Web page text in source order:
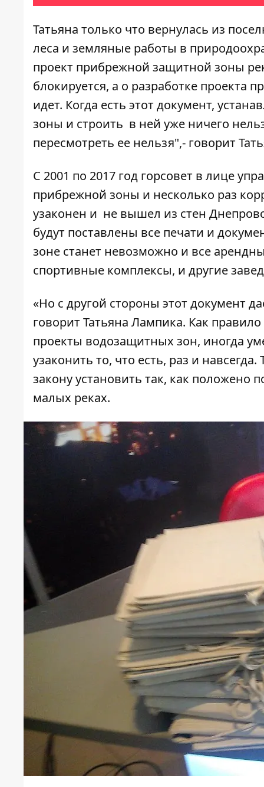
Татьяна только что вернулась из
леса и земляные работы в
проект прибрежной защитной зоны
блокируется, а о разработке
идет. Когда есть этот документ,
зоны и строить в ней уже ничего
пересмотреть ее нельзя",- говорит
С 2001 по 2017 год горсовет в лице
прибрежной зоны и несколько раз
узаконен и не вышел из стен
будут поставлены все печати и
зоне станет невозможно и все
спортивные комплексы, и другие
«Но с другой стороны этот документ
говорит Татьяна Лампика. Как
проекты водозащитных зон, иногда
узаконить то, что есть, раз и
закону установить так, как положено
малых реках.